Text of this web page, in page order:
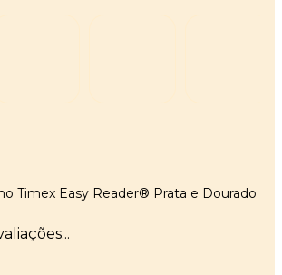
Timex Easy Reader® Prata e Dourado